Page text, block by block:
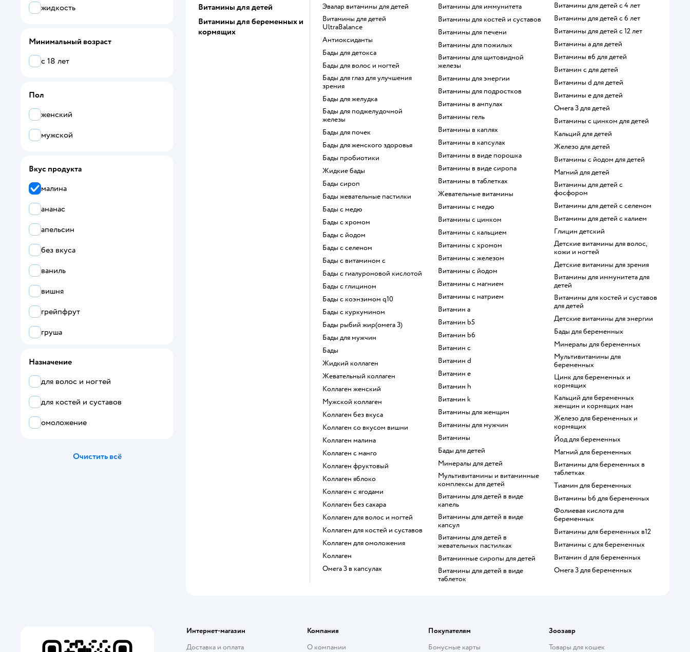
Витамины для детей
Витамины для беременных и
кормящих
Эвалар витамины для детей
Витамины для детей
UltraBalance
Антиоксиданты
Бады для детокса
Бады для волос и ногтей
Бады для глаз для улучшения
зрения
Бады для желудка
Бады для поджелудочной
железы
Бады для почек
Бады для женского здоровья
Бады пробиотики
Жидкие бады
Бады сироп
Бады жевательные пастилки
Бады с медю
Бады с хромом
Бады с йодом
Бады с селеном
Бады с витамином c
Бады с гиалуроновой кислотой
Бады с глицином
Бады с коэнзимом q10
Бады с куркумином
Бады рыбий жир(омега 3)
Бады для мужчин
Бады
Жидкий коллаген
Жевательный коллаген
Коллаген женский
Мужской коллаген
Коллаген без вкуса
Коллаген со вкусом вишни
Коллаген малина
Коллаген с манго
Коллаген фруктовый
Коллаген яблоко
Коллаген с ягодами
Коллаген без сахара
Коллаген для волос и ногтей
Коллаген для костей и суставов
Коллаген для омоложения
Коллаген
Омега 3 в капсулах
Витамины для иммунитета
Витамины для костей и суставов
Витамины для печени
Витамины для пожилых
Витамины для щитовидной
железы
Витамины для энергии
Витамины для подростков
Витамины в ампулах
Витамины гель
Витамины в каплях
Витамины в капсулах
Витамины в виде порошка
Витамины в виде сиропа
Витамины в таблетках
Жевательные витамины
Витамины с медю
Витамины с цинком
Витамины с кальцием
Витамины с хромом
Витамины с железом
Витамины с йодом
Витамины с магнием
Витамины с натрием
Витамин a
Витамин b5
Витамин b6
Витамин c
Витамин d
Витамин e
Витамин h
Витамин k
Витамины для женщин
Витамины для мужчин
Витамины
Бады для детей
Минералы для детей
Мультивитамины и витаминные
комплексы для детей
Витамины для детей в виде
капель
Витамины для детей в виде
капсул
Витамины для детей в
жевательных пастилках
Витаминные сиропы для детей
Витамины для детей в виде
таблеток
Витамины для детей с 4 лет
Витамины для детей с 6 лет
Витамины для детей с 12 лет
Витамины а для детей
Витамины в6 для детей
Витамин с для детей
Витамины d для детей
Витамины е для детей
Омега 3 для детей
Витамины с цинком для детей
Кальций для детей
Железо для детей
Витамины с йодом для детей
Магний для детей
Витамины для детей с
фосфором
Витамины для детей с селеном
Витамины для детей с калием
Глицин детский
Детские витамины для волос,
кожи и ногтей
Детские витамины для зрения
Витамины для иммунитета для
детей
Витамины для костей и суставов
для детей
Детские витамины для энергии
Бады для беременных
Минералы для беременных
Мультивитамины для
беременных
Цинк для беременных и
кормящих
Кальций для беременных
женщин и кормящих мам
Железо для беременных и
кормящих
Йод для беременных
Магний для беременных
Витамины для беременных в
таблетках
Тиамин для беременных
Витамины b6 для беременных
Фолиевая кислота для
беременных
Витамины для беременных в12
Витамины c для беременных
Витамин d для беременных
Омега 3 для беременных
жидкость
Минимальный возраст
с 18 лет
Пол
женский
мужской
Вкус продукта
малина
ананас
апельсин
без вкуса
ваниль
вишня
грейпфрут
груша
Назначение
для волос и ногтей
для костей и суставов
омоложение
Очистить всё
Интернет-магазин
Доставка и оплата
Компания
О компании
Покупателям
Бонусные карты
Зоозавр
Товары для кошек